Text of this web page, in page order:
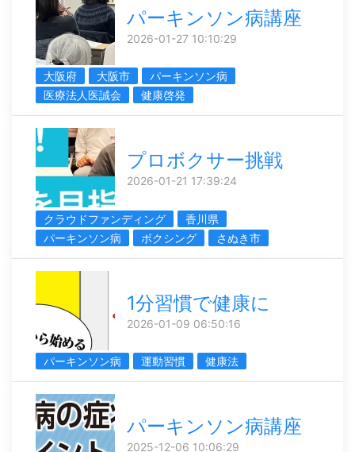
パーキンソン病講座
2026-01-27 10:10:29
大阪府 大阪市
パーキンソン病
医療法人医誠会
健康啓発
プロボクサー挑戦
2026-01-21 17:39:24
クラウドファンディング
香川県
パーキンソン病
ボクシング さぬき市
1分習慣で健康に
2026-01-09 06:50:16
パーキンソン病 運動習慣 健康法
パーキンソン病講座
2025-12-06 10:06:29